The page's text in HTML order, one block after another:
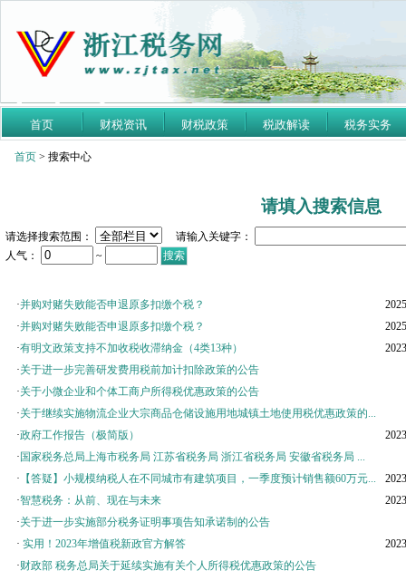
首页 财税资讯 财税政策 税政解读 税务实务
首页 > 搜索中心
请填入搜索信息
请选择搜索范围：
请输入关键字：
人气：
~
·并购对赌失败能否申退原多扣缴个税？
·并购对赌失败能否申退原多扣缴个税？
·有明文政策支持不加收税收滞纳金（4类13种）
·关于进一步完善研发费用税前加计扣除政策的公告
·关于小微企业和个体工商户所得税优惠政策的公告
·关于继续实施物流企业大宗商品仓储设施用地城镇土地使用税优惠政策的...
·政府工作报告（极简版）
· 国家税务总局上海市税务局 江苏省税务局 浙江省税务局 安徽省税务局 ...
· 【答疑】小规模纳税人在不同城市有建筑项目，一季度预计销售额60万元...
·智慧税务：从前、现在与未来
·关于进一步实施部分税务证明事项告知承诺制的公告
· 实用！2023年增值税新政官方解答
·财政部 税务总局关于延续实施有关个人所得税优惠政策的公告